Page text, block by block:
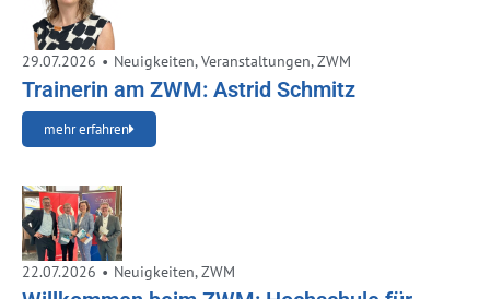
29.07.2026 • Neuigkeiten,Veranstaltungen,ZWM
Trainerin am ZWM: Astrid Schmitz
mehr erfahren
22.07.2026 • Neuigkeiten,ZWM